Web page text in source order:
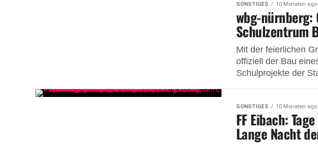
SONSTIGES 10 Monaten ago
wbg-
Schulzentrum
Mit der feierlichen
offiziell der Bau
Schulprojekte der
SONSTIGES 10 Monaten ago
FF Eibach:
Lange Nacht